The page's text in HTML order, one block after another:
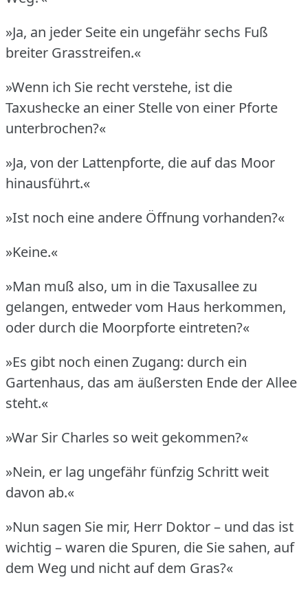
»Ja, an jeder Seite ein ungefähr sechs Fuß
breiter Grasstreifen.«
»Wenn ich Sie recht verstehe, ist die
Taxushecke an einer Stelle von einer Pforte
unterbrochen?«
»Ja, von der Lattenpforte, die auf das Moor
hinausführt.«
»Ist noch eine andere Öffnung vorhanden?«
»Keine.«
»Man muß also, um in die Taxusallee zu
gelangen, entweder vom Haus herkommen,
oder durch die Moorpforte eintreten?«
»Es gibt noch einen Zugang: durch ein
Gartenhaus, das am äußersten Ende der Allee
steht.«
»War Sir Charles so weit gekommen?«
»Nein, er lag ungefähr fünfzig Schritt weit
davon ab.«
»Nun sagen Sie mir, Herr Doktor – und das ist
wichtig – waren die Spuren, die Sie sahen, auf
dem Weg und nicht auf dem Gras?«